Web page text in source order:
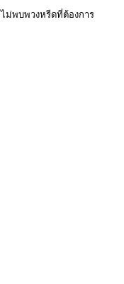
ไม่พบพวงหรีดที่ต้องการ